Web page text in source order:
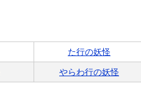
た行の妖怪
やらわ行の妖怪